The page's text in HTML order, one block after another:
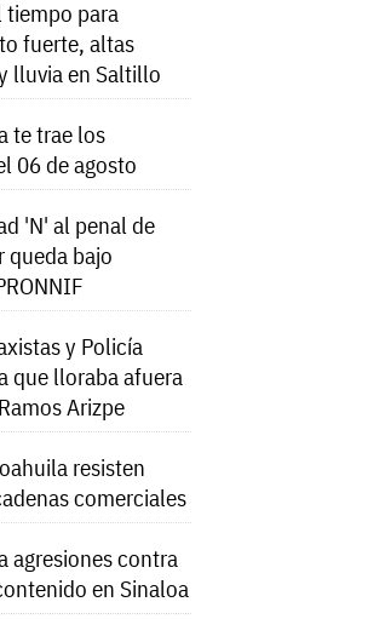
tiempo para
fuerte, altas
lluvia en Saltillo
te trae los
06 de agosto
'N' al penal de
queda bajo
y Policía
que lloraba afuera
Arizpe
resisten
comerciales
agresiones contra
en Sinaloa